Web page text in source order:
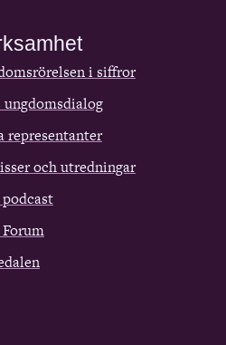
i siffror
ungdomsdialog
representanter
och utredningar